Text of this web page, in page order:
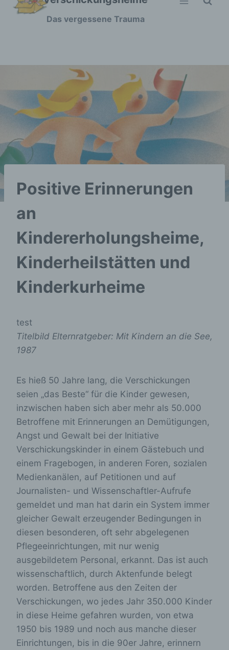
Zum
Das vergessene Trauma
Positive Erinnerungen
an
Kindererholungsheime,
Kinderheilstätten und
Kinderkurheime
test
Titelbild Elternratgeber: Mit Kindern an die See,
1987
Es hieß 50 Jahre lang, die Verschickungen
seien „das Beste“ für die Kinder gewesen,
inzwischen haben sich aber mehr als 50.000
Betroffene mit Erinnerungen an Demütigungen,
Angst und Gewalt bei der Initiative
Verschickungskinder in einem Gästebuch und
einem Fragebogen, in anderen Foren, sozialen
Medienkanälen, auf Petitionen und auf
Journalisten- und Wissenschaftler-Aufrufe
gemeldet und man hat darin ein System immer
gleicher Gewalt erzeugender Bedingungen in
diesen besonderen, oft sehr abgelegenen
Pflegeeinrichtungen, mit nur wenig
ausgebildetem Personal, erkannt. Das ist auch
wissenschaftlich, durch Aktenfunde belegt
worden. Betroffene aus den Zeiten der
Verschickungen, wo jedes Jahr 350.000 Kinder
in diese Heime gefahren wurden, von etwa
1950 bis 1989 und noch aus manche dieser
Einrichtungen, bis in die 90er Jahre, erinnern